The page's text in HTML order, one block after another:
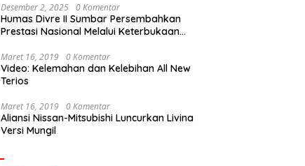
Desember 2, 2025 0 Komentar
Humas Divre II Sumbar Persembahkan
Prestasi Nasional Melalui Keterbukaan
Maret 16, 2019 0 Komentar
Video: Kelemahan dan Kelebihan All New
Terios
Maret 16, 2019 0 Komentar
Aliansi Nissan-Mitsubishi Luncurkan Livina
Versi Mungil